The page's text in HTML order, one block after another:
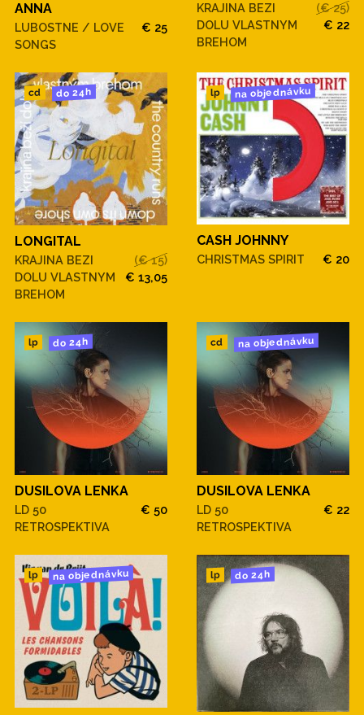
ANNA
LUBOSTNE / LOVE
SONGS
€ 25
KRAJINA BEZI
DOLU VLASTNYM
BREHOM
(€ 25)
€ 22
cd do 24h
LONGITAL
KRAJINA BEZI
DOLU VLASTNYM
BREHOM
(€ 15)
€ 13,05
lp na objednávku
CASH JOHNNY
CHRISTMAS SPIRIT € 20
lp do 24h
DUSILOVA LENKA
LD 50
RETROSPEKTIVA
€ 50
cd na objednávku
DUSILOVA LENKA
LD 50
RETROSPEKTIVA
€ 22
lp na objednávku lp do 24h